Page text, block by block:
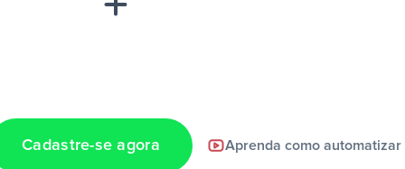
Cadastre-se agora Aprenda como automatizar